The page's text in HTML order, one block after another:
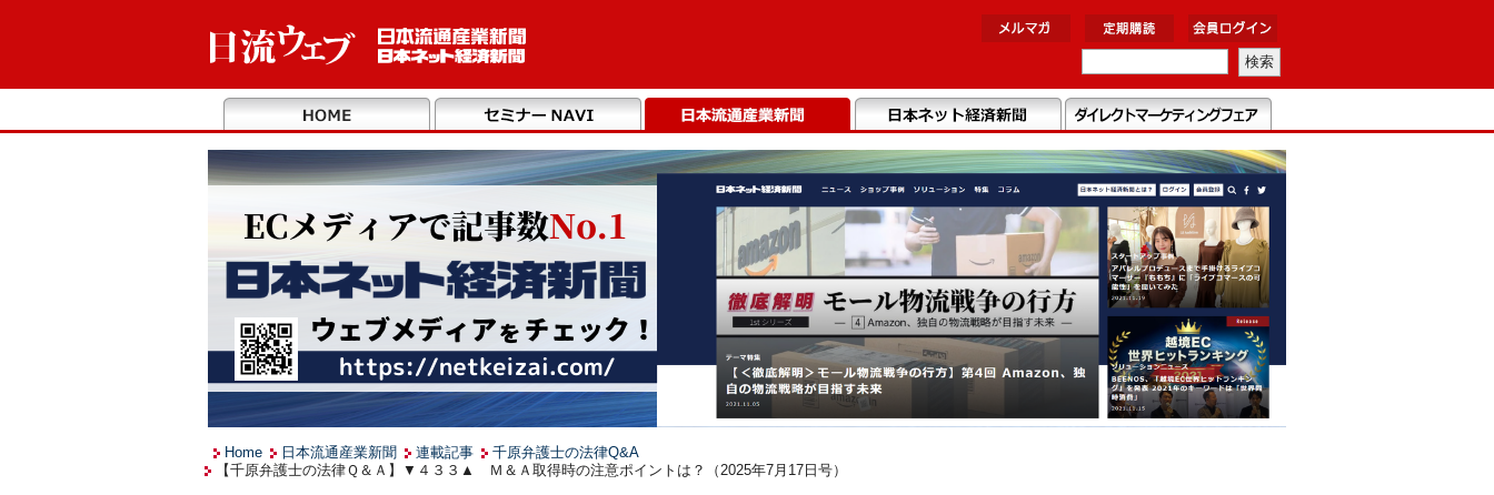
Home 日本流通産業新聞 連載記事
千原弁護士の法律Q&A
【千原弁護士の法律Ｑ＆Ａ】▼４３３▲ Ｍ＆Ａ取得時の注意ポイントは？（2025年7月17日号）